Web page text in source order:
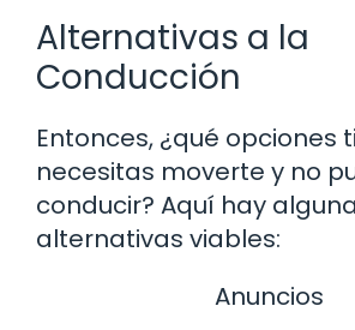
Alternativas a la
Conducción
Entonces, ¿qué opciones
necesitas moverte y no
conducir? Aquí hay
alternativas viables:
Anuncios